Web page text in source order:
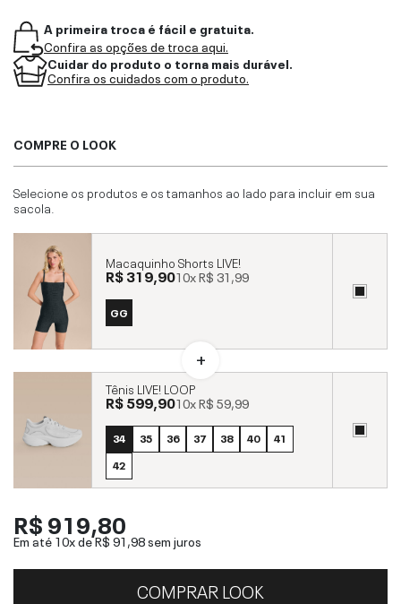
A primeira troca é fácil e gratuita.
Confira as opções de troca aqui.
Cuidar do produto o torna mais durável.
Confira os cuidados com o produto.
COMPRE O LOOK
Selecione os produtos e os tamanhos ao lado para incluir em sua
sacola.
Macaquinho Shorts LIVE!
R$ 319,9010xR$ 31,99
GG
Tênis LIVE! LOOP
R$ 599,9010xR$ 59,99
34 35 36 37 38 40
41
42
R$ 919,80
Em até 10x deR$ 91,98sem juros
COMPRAR LOOK